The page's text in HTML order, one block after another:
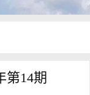
第14期